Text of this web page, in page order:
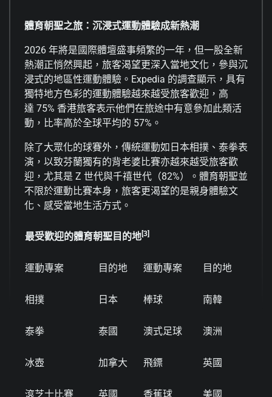
體育朝聖之旅 ： 沉浸式運動體驗成新熱潮
2026 年將是國際體壇盛事頻繁的一年，但一股全新
熱潮正悄然興起，旅客渴望更深入當地文化，參與沉
浸式的地區性運動體驗。Expedia 的調查顯示，具有
獨特地方色彩的運動體驗越來越受旅客歡迎，高
達 75% 香港旅客表示他們在旅途中有意參加此類活
動，比率高於全球平均的 57%。
除了大眾化的球賽外，傳統運動如日本相撲、泰拳表
演，以致芬蘭獨有的背老婆比賽亦越來越受旅客歡
迎，尤其是 Z 世代與千禧世代（82%）。體育朝聖並
不限於運動比賽本身，旅客更渴望的是親身體驗文
化、感受當地生活方式。
最受歡迎的體育朝聖目的地[3]
運動專案 目的地 運動專案 目的地
相撲 日本 棒球 南韓
泰拳 泰國 澳式足球 澳洲
冰壺 加拿大 飛鏢 英國
滾芝士比賽 英國 香蕉球 美國